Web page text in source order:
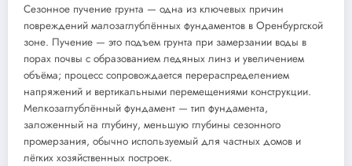
Сезонное пучение грунта — одна из ключевых причин
повреждений малозаглублённых фундаментов в Оренбургской
зоне. Пучение — это подъем грунта при замерзании воды в
порах почвы с образованием ледяных линз и увеличением
объёма; процесс сопровождается перераспределением
напряжений и вертикальными перемещениями конструкции.
Мелкозаглублённый фундамент — тип фундамента,
заложенный на глубину, меньшую глубины сезонного
промерзания, обычно используемый для частных домов и
лёгких хозяйственных построек.